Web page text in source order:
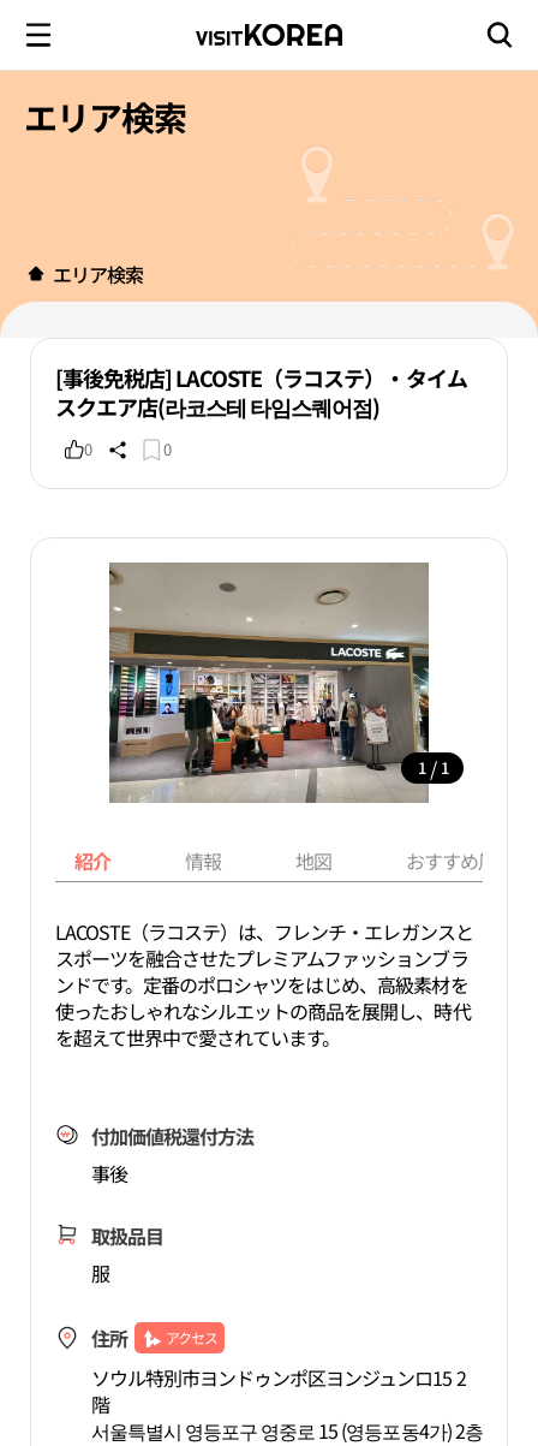
エリア検索
エリア検索
[事後免税店] LACOSTE（ラコステ）・タイム
スクエア店(라코스테 타임스퀘어점)
0 0
1 / 1
紹介 情報 地図 おすすめ周辺
LACOSTE（ラコステ）は、フレンチ・エレガンスと
スポーツを融合させたプレミアムファッションブラ
ンドです。定番のポロシャツをはじめ、高級素材を
使ったおしゃれなシルエットの商品を展開し、時代
を超えて世界中で愛されています。
付加価値税還付方法
事後
取扱品目
服
住所 アクセス
ソウル特別市ヨンドゥンポ区ヨンジュンロ15 2
階
서울특별시 영등포구 영중로 15 (영등포동4가) 2층